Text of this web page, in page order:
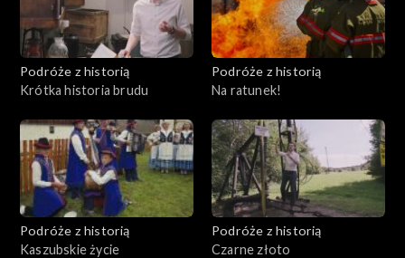
Podróże z historią
Krótka historia brudu
Podróże z historią
Na ratunek!
Podróże z historią
Kaszubskie życie
Podróże z historią
Czarne złoto